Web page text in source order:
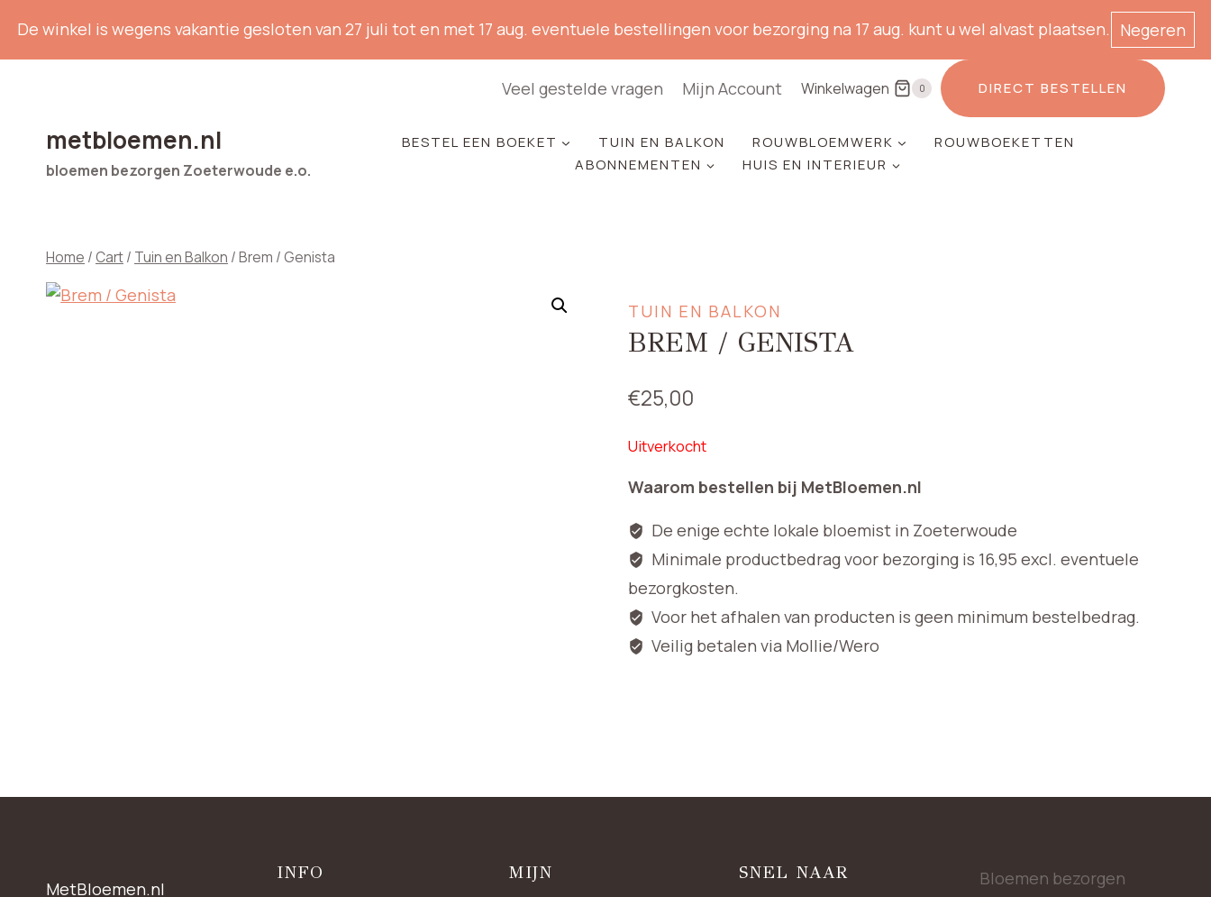
naar
inhoud
De winkel is wegens vakantie gesloten van 27 juli tot en met 17 aug. eventuele bestellingen voor bezorging na 17 aug. kunt u wel alvast plaatsen. Negeren
Veel gestelde vragen Mijn Account Winkelwagen 0 DIRECT BESTELLEN
metbloemen.nl
bloemen bezorgen Zoeterwoude e.o.
BESTEL EEN BOEKET TUIN EN BALKON ROUWBLOEMWERK
ROUWBOEKETTEN
ABONNEMENTEN
HUIS EN INTERIEUR
Home / Cart/ Tuin en Balkon /Brem / Genista
TUIN EN BALKON
BREM / GENISTA
€25,00
Uitverkocht
Waarom bestellen bij MetBloemen.nl
De enige echte lokale bloemist in Zoeterwoude
Minimale productbedrag voor bezorging is 16,95 excl. eventuele
bezorgkosten.
Voor het afhalen van producten is geen minimum bestelbedrag.
Veilig betalen via Mollie/Wero
MetBloemen.nl
INFO MIJN SNEL NAAR
Bloemen bezorgen